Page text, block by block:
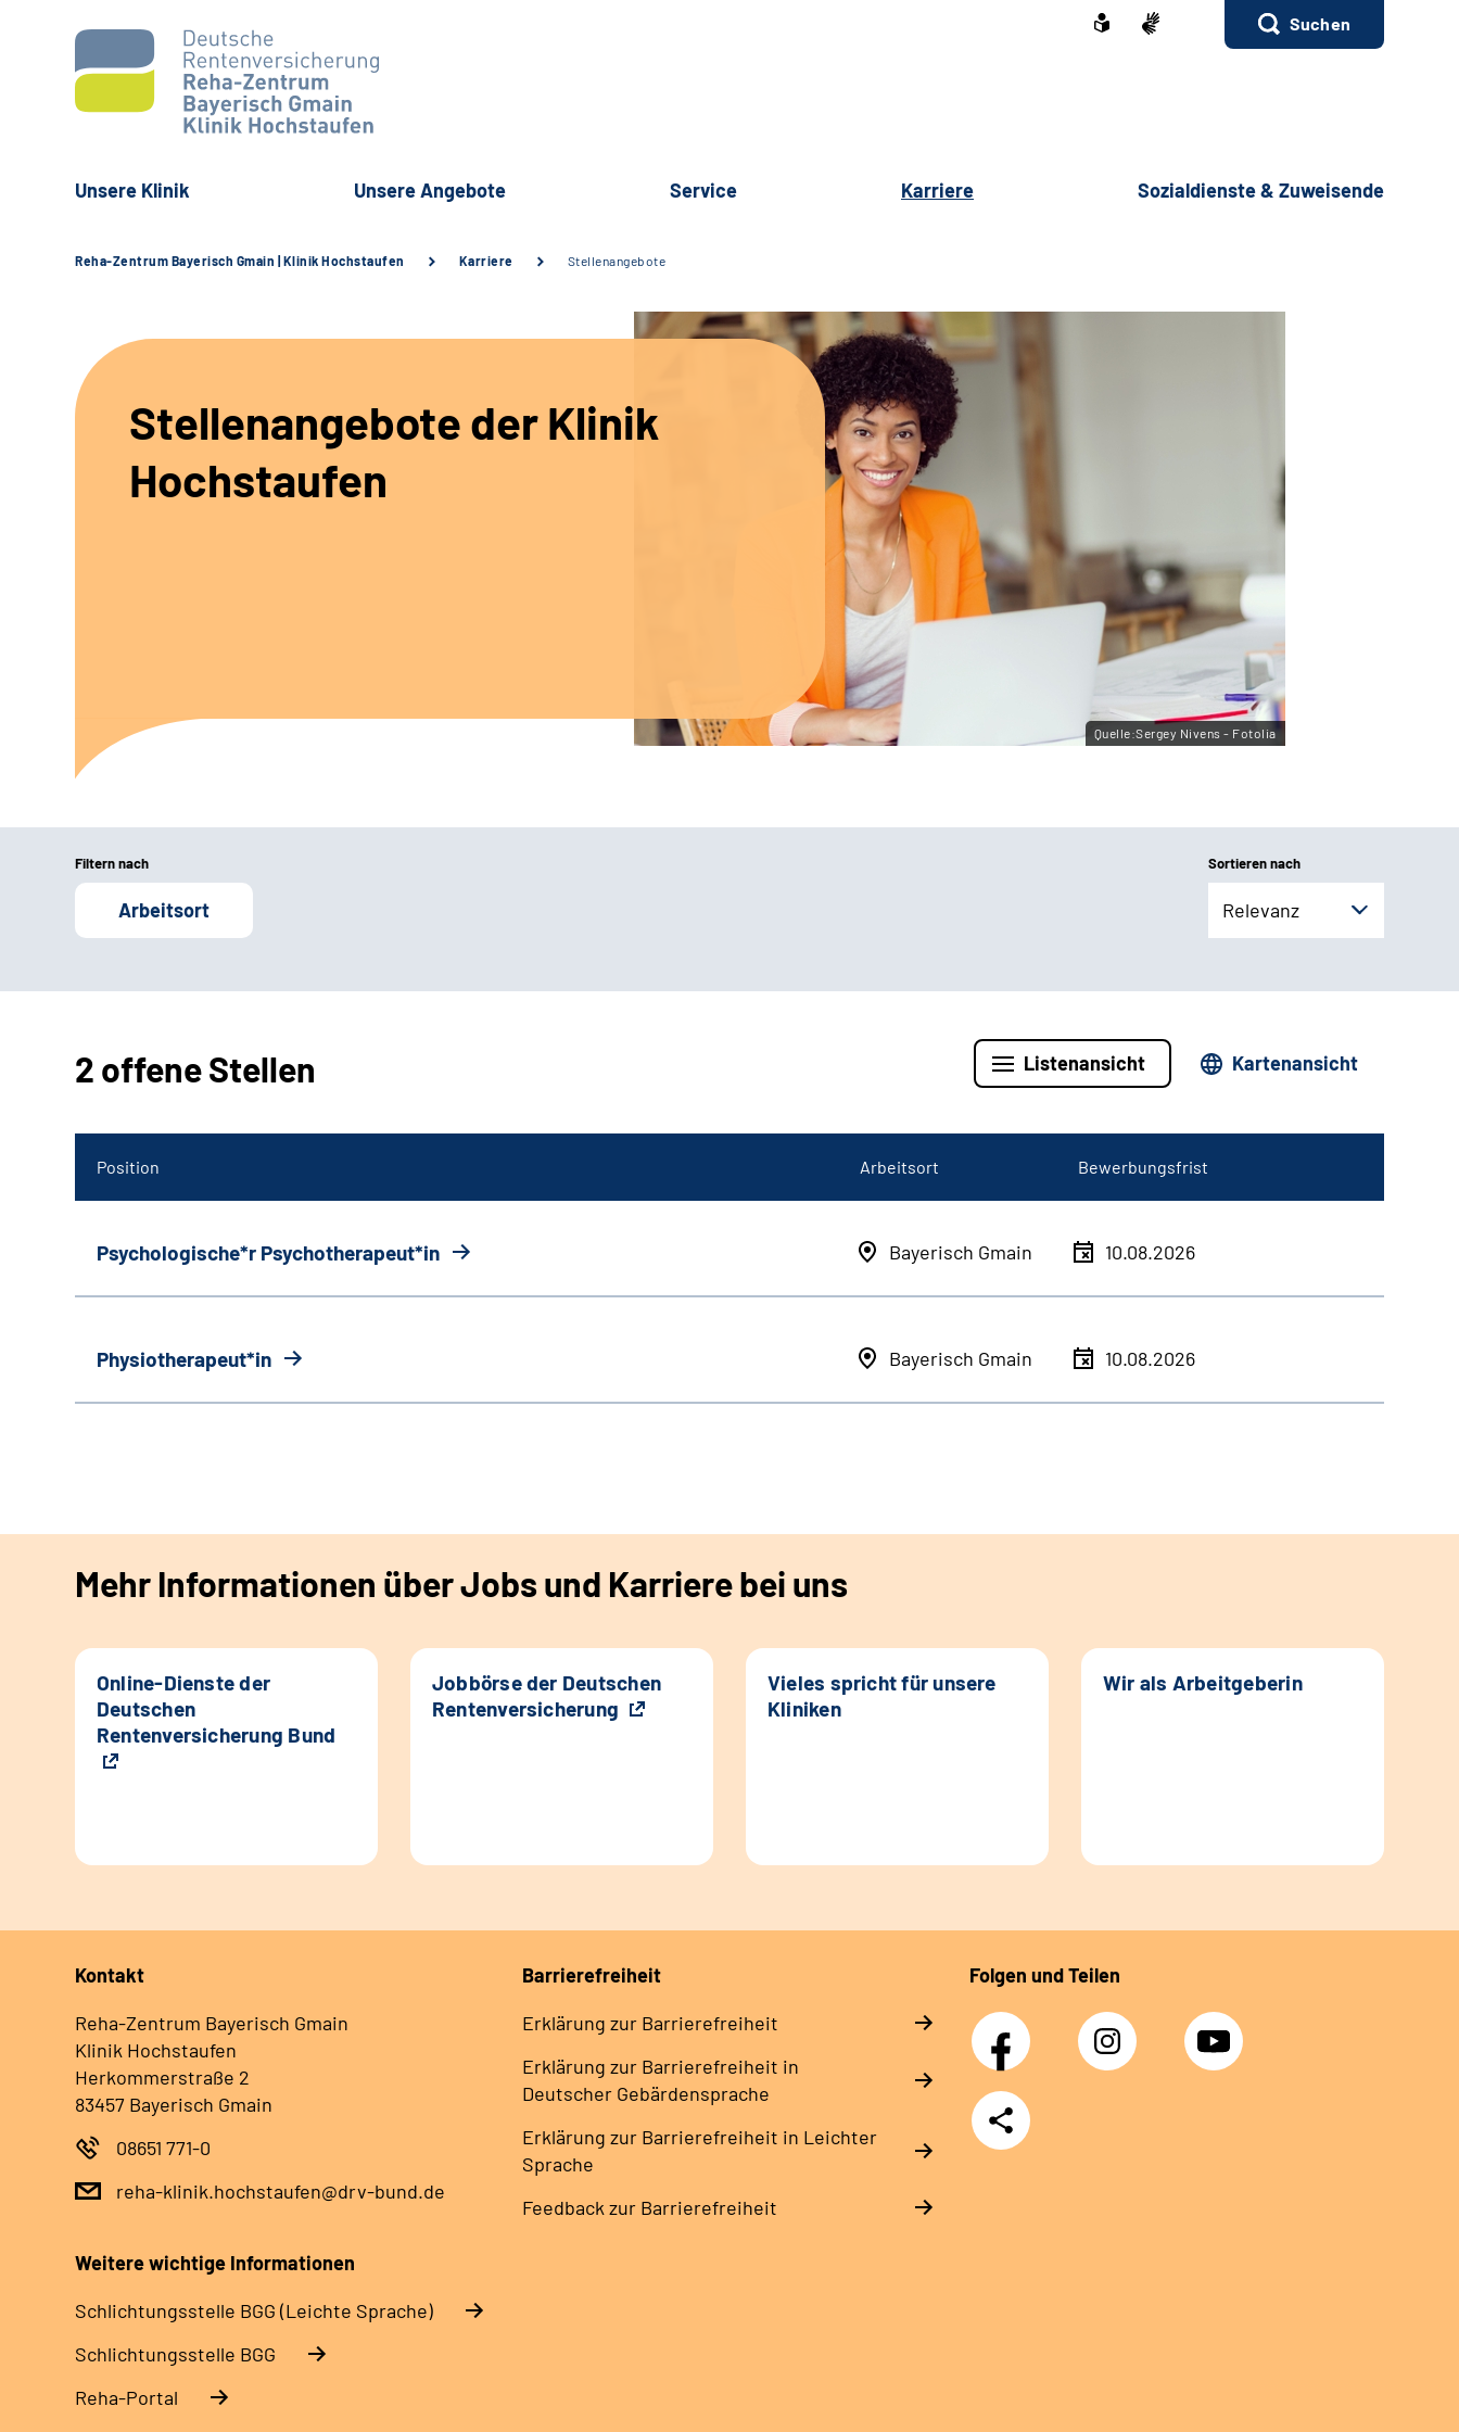
Suchen
Unsere Klinik Unsere Angebote Service Karriere Sozialdienste & Zuweisende
Reha-Zentrum Bayerisch Gmain | Klinik Hochstaufen Karriere Stellenangebote
Stellenangebote der Klinik
Hochstaufen
Quelle:Sergey Nivens - Fotolia
Filtern nach
Arbeitsort
Sortieren nach
Relevanz
2 offene Stellen Listenansicht Kartenansicht
Position Arbeitsort Bewerbungsfrist
Psychologische*r Psychotherapeut*in Bayerisch Gmain 10.08.2026
Physiotherapeut*in Bayerisch Gmain 10.08.2026
Mehr Informationen über Jobs und Karriere bei uns
Online-Dienste der
Deutschen
Rentenversicherung Bund
Jobbörse der Deutschen
Rentenversicherung
Vieles spricht für unsere
Kliniken
Wir als Arbeitgeberin
Kontakt
Reha-Zentrum Bayerisch Gmain
Klinik Hochstaufen
Herkommerstraße 2
83457 Bayerisch Gmain
08651 771-0
reha-klinik.hochstaufen@drv-bund.de
Barrierefreiheit
Erklärung zur Barrierefreiheit
Erklärung zur Barrierefreiheit in
Deutscher Gebärdensprache
Erklärung zur Barrierefreiheit in Leichter
Sprache
Feedback zur Barrierefreiheit
Folgen und Teilen
Facebook Instagram YouTube
Teilen
Weitere wichtige Informationen
Schlich­tungs­stel­le BGG (Leichte Sprache)
Schlich­tungs­stel­le BGG
Reha-Portal